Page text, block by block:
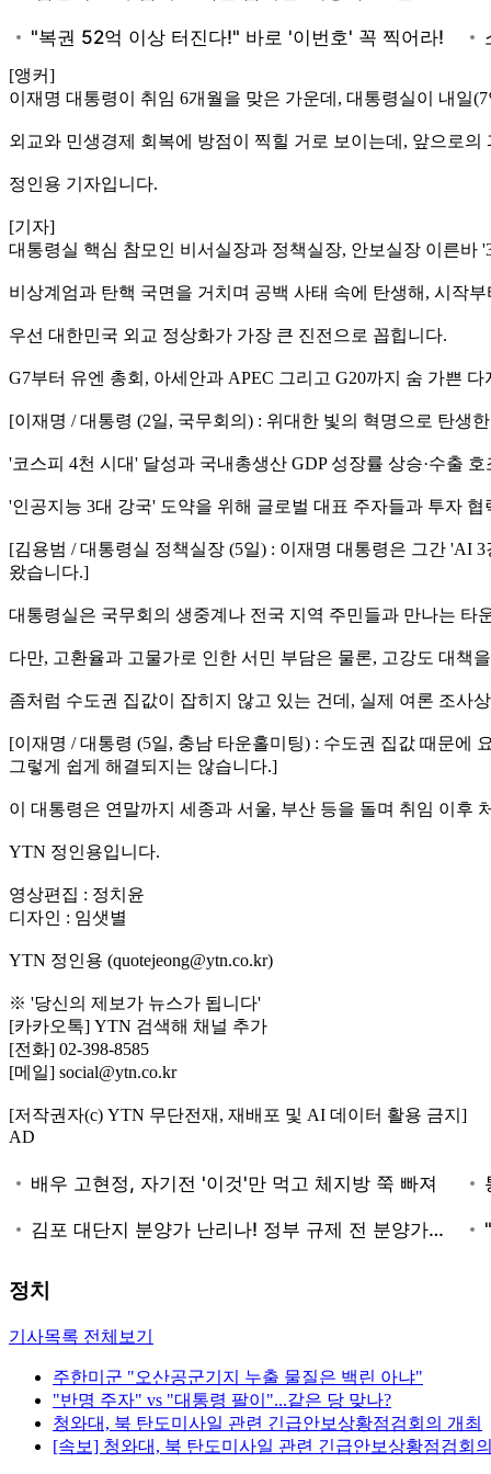
[앵커]
이재명 대통령이 취임 6개월을 맞은 가운데, 대통령실이 내일
외교와 민생경제 회복에 방점이 찍힐 거로 보이는데, 앞으로
정인용 기자입니다.
[기자]
대통령실 핵심 참모인 비서실장과 정책실장, 안보실장 이른바
비상계엄과 탄핵 국면을 거치며 공백 사태 속에 탄생해, 시작
우선 대한민국 외교 정상화가 가장 큰 진전으로 꼽힙니다.
G7부터 유엔 총회, 아세안과 APEC 그리고 G20까지 숨 가쁜
[이재명 / 대통령 (2일, 국무회의) : 위대한 빛의 혁명으로 탄생
'코스피 4천 시대' 달성과 국내총생산 GDP 성장률 상승·수출
'인공지능 3대 강국' 도약을 위해 글로벌 대표 주자들과 투자
[김용범 / 대통령실 정책실장 (5일) : 이재명 대통령은 그간 'AI
왔습니다.]
대통령실은 국무회의 생중계나 전국 지역 주민들과 만나는
다만, 고환율과 고물가로 인한 서민 부담은 물론, 고강도 대책
좀처럼 수도권 집값이 잡히지 않고 있는 건데, 실제 여론 조사
[이재명 / 대통령 (5일, 충남 타운홀미팅) : 수도권 집값 때문에
그렇게 쉽게 해결되지는 않습니다.]
이 대통령은 연말까지 세종과 서울, 부산 등을 돌며 취임 이후
YTN 정인용입니다.
영상편집 : 정치윤
디자인 : 임샛별
YTN 정인용 (quotejeong@ytn.co.kr)
※ '당신의 제보가 뉴스가 됩니다'
[카카오톡] YTN 검색해 채널 추가
[전화] 02-398-8585
[메일] social@ytn.co.kr
[저작권자(c) YTN 무단전재, 재배포 및 AI 데이터 활용 금지]
AD
정치
기사목록 전체보기
주한미군 "오산공군기지 누출 물질은 백린 아냐"
"반명 주자" vs "대통령 팔이"...같은 당 맞나?
청와대, 북 탄도미사일 관련 긴급안보상황점검회의 개최
[속보] 청와대, 북 탄도미사일 관련 긴급안보상황점검회